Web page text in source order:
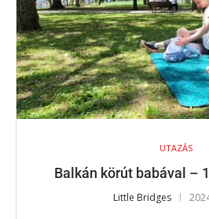
UTAZÁS
Balkán körút babával –
Little Bridges